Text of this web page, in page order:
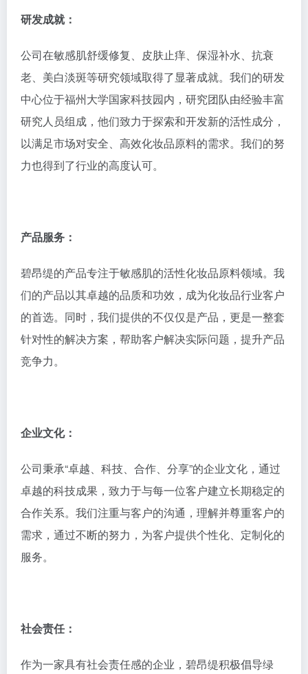
研发成就：
公司在敏感肌舒缓修复、皮肤止痒、保湿补水、抗衰
老、美白淡斑等研究领域取得了显著成就。我们的研发
中心位于福州大学国家科技园内，研究团队由经验丰富
研究人员组成，他们致力于探索和开发新的活性成分，
以满足市场对安全、高效化妆品原料的需求。我们的努
力也得到了行业的高度认可。
产品服务：
碧昂缇的产品专注于敏感肌的活性化妆品原料领域。我
们的产品以其卓越的品质和功效，成为化妆品行业客户
的首选。同时，我们提供的不仅仅是产品，更是一整套
针对性的解决方案，帮助客户解决实际问题，提升产品
竞争力。
企业文化：
公司秉承“卓越、科技、合作、分享”的企业文化，通过
卓越的科技成果，致力于与每一位客户建立长期稳定的
合作关系。我们注重与客户的沟通，理解并尊重客户的
需求，通过不断的努力，为客户提供个性化、定制化的
服务。
社会责任：
作为一家具有社会责任感的企业，碧昂缇积极倡导绿